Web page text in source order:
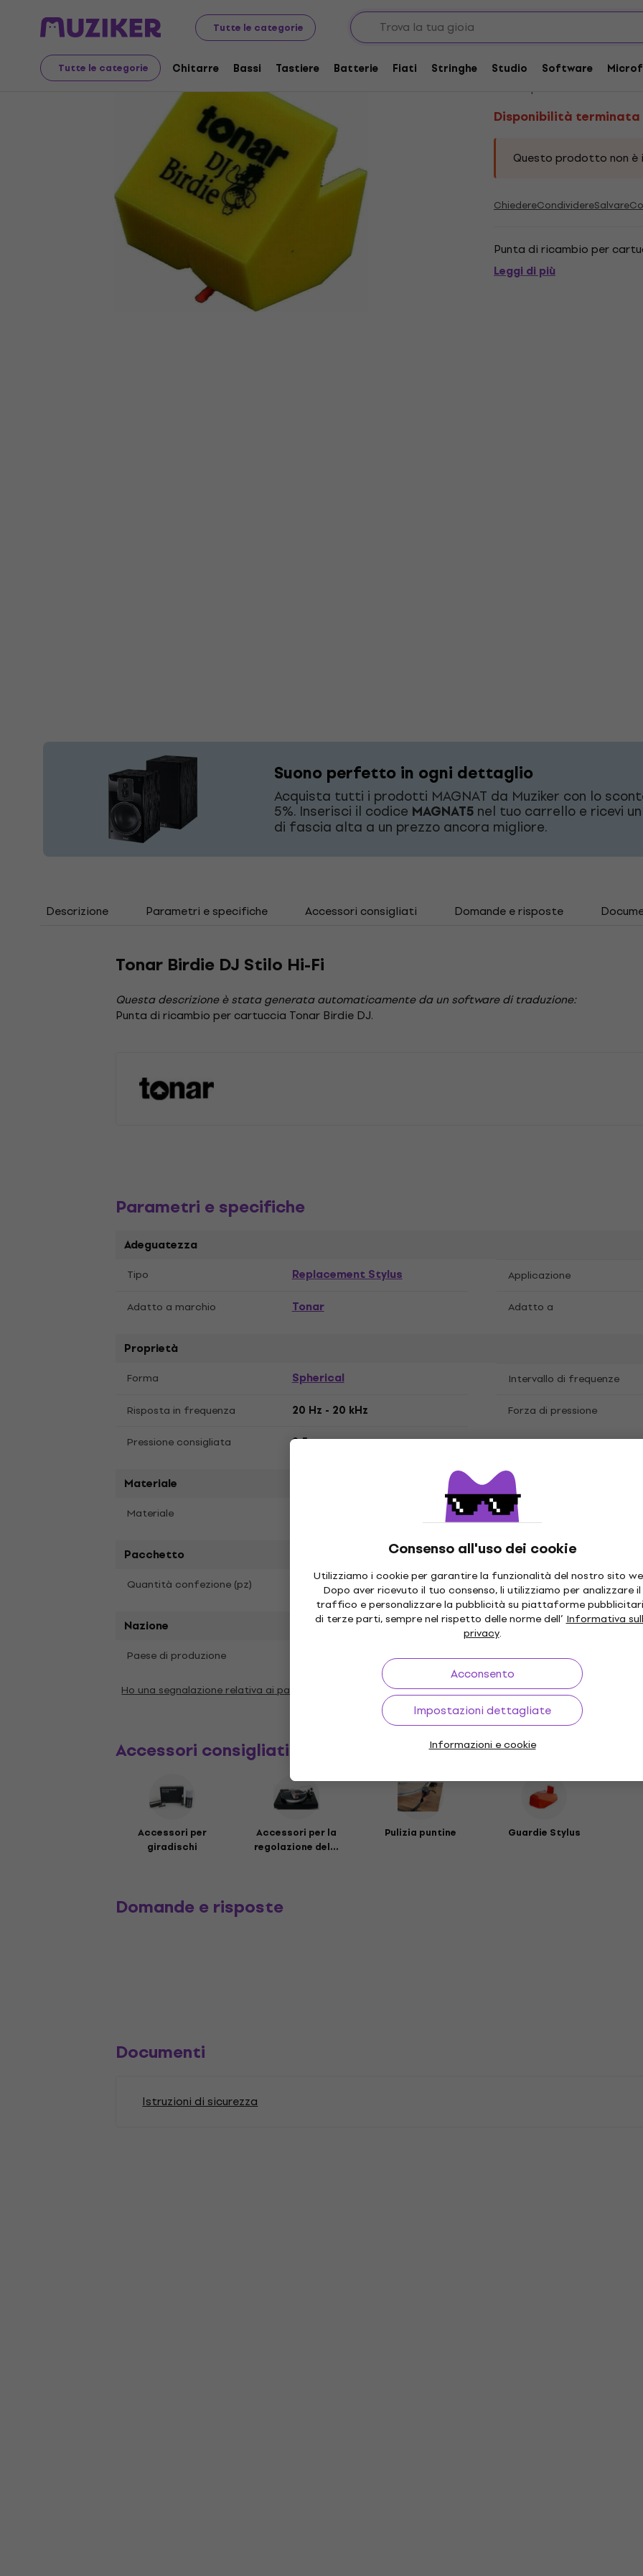
Tutte le categorie
Tutte le categorie Chitarre Bassi Tastiere Batterie Fiati Stringhe Studio Software
Consenso all'uso dei cookie
Utilizziamo i cookie per garantire la funzionalità del nostro sito
Dopo aver ricevuto il tuo consenso, li utilizziamo per analizzare il
traffico e personalizzare la pubblicità su piattaforme
di terze parti, sempre nel rispetto delle norme dell’Informativa
privacy.
Acconsento
Impostazioni dettagliate
Informazioni e cookie
Audio Video Tech Giradischi Aghi per grammofono Stilo Hi-Fi
Disponibilità terminata
Disponibilità terminata
Tonar Birdie DJ
Codice prodotto:
Disponibilità terminata
Questo prodotto non
ChiedereCondividereSalvare
Punta di ricambio per
Leggi di più
Suono perfetto in ogni dettaglio
Acquista tutti i prodotti MAGNAT da Muziker con lo
5%. Inserisci il codice MAGNAT5 nel tuo carrello e ricevi
di fascia alta a un prezzo ancora migliore.
Descrizione Parametri e specifiche Accessori consigliati Domande e risposte
Tonar Birdie DJ Stilo Hi-Fi
Questa descrizione è stata generata automaticamente da un software di traduzione:
Punta di ricambio per cartuccia Tonar Birdie DJ.
Parametri e specifiche
Adeguatezza
Tipo Replacement Stylus
Applicazione
Adatto a marchio
Tonar Adatto a
Proprietà
Forma Spherical
Intervallo di frequenze
Risposta in frequenza
20 Hz - 20 kHz
Forza di pressione
Pressione consigliata
2,5 g
Materiale
Materiale
Pacchetto
Quantità confezione (pz)
Nazione
Paese di produzione
Ho una segnalazione relativa ai parametri
Accessori consigliati
Accessori per
giradischi
Accessori per la
regolazione del...
Pulizia puntine Guardie Stylus
Domande e risposte
Documenti
Istruzioni di sicurezza